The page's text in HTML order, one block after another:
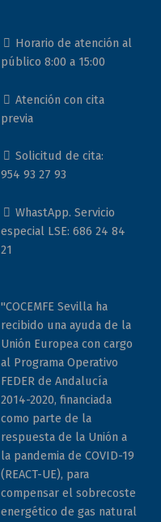
Horario de atención al
público 8:00 a 15:00
Atención con cita
previa
Solicitud de cita:
954 93 27 93
WhastApp. Servicio
especial LSE: 686 24 84
21
"COCEMFE Sevilla ha
recibido una ayuda de la
Unión Europea con cargo
al Programa Operativo
FEDER de Andalucía
2014-2020, financiada
como parte de la
respuesta de la Unión a
la pandemia de COVID-19
(REACT-UE), para
compensar el sobrecoste
energético de gas natural